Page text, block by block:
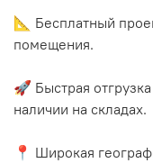
📐 Бесплатный
помещения.
🚀 Быстрая
наличии на складах.
📍 Широкая